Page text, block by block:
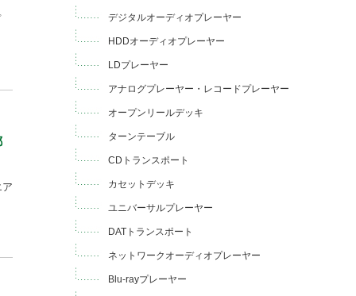
デジタルオーディオプレーヤー
HDDオーディオプレーヤー
LDプレーヤー
アナログプレーヤー・レコードプレーヤー
オープンリールデッキ
ターンテーブル
CDトランスポート
カセットデッキ
ユニバーサルプレーヤー
DATトランスポート
ネットワークオーディオプレーヤー
Blu-rayプレーヤー